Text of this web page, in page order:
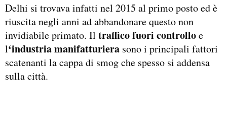
Delhi si trovava infatti nel 2015 al primo posto ed è
riuscita negli anni ad abbandonare questo non
invidiabile primato. Il traffico fuori controlloe
l‘industria manifatturiera sono i principali fattori
scatenanti la cappa di smog che spesso si addensa
sulla città.